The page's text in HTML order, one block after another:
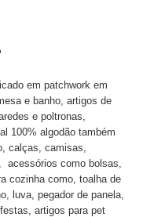
em patchwork em
e banho, artigos de
e poltronas,
100% algodão também
calças, camisas,
como bolsas,
cozinha como, toalha de
luva, pegador de panela,
artigos para pet